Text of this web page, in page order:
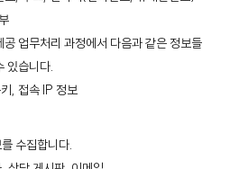
업무처리 과정에서 다음과 같은 정보들
있습니다.
, 접속 IP 정보
수집합니다.